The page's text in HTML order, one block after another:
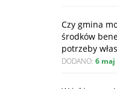
Czy gmina
środków
potrzeby
DODANO: 6 maj